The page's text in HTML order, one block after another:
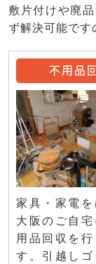
敷片付けや廃
ず解決可能です
不用品
家具・家電を
大阪のご自
用品回収を行
す。引越し